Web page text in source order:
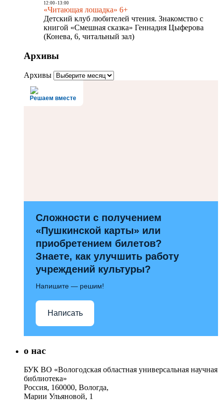
12:00- 13:00
«Читающая лошадка» 6+
Детский клуб любителей чтения. Знакомство с
книгой «Смешная сказка» Геннадия Цыферова
(Конева, 6, читальный зал)
Архивы
Архивы
Решаем вместе
Сложности с получением
«Пушкинской карты» или
приобретением билетов?
Знаете, как улучшить работу
учреждений культуры?
Напишите — решим!
Написать
о нас
БУК ВО «Вологодская областная универсальная научная
библиотека»
Россия, 160000, Вологда,
Марии Ульяновой, 1